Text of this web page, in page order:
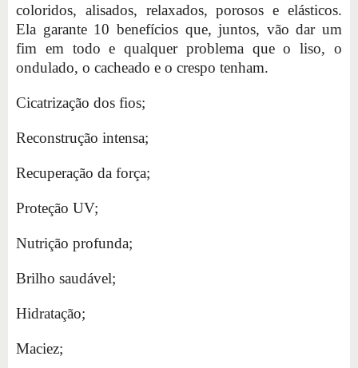
coloridos, alisados, relaxados, porosos e elásticos.
Ela garante 10 benefícios que, juntos, vão dar um
fim em todo e qualquer problema que o liso, o
ondulado, o cacheado e o crespo tenham.
Cicatrização dos fios;
Reconstrução intensa;
Recuperação da força;
Proteção UV;
Nutrição profunda;
Brilho saudável;
Hidratação;
Maciez;